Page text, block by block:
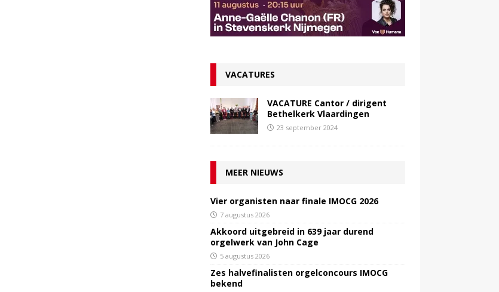
VACATURES
VACATURE Cantor / dirigent
Bethelkerk Vlaardingen
23 september 2024
MEER NIEUWS
Vier organisten naar finale IMOCG 2026
7 augustus 2026
Akkoord uitgebreid in 639 jaar durend
orgelwerk van John Cage
5 augustus 2026
Zes halvefinalisten orgelconcours IMOCG
bekend